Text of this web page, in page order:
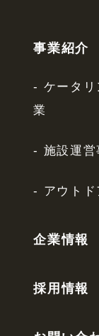
事業紹介
ケータ
業
施設運営
アウト
企業情報
採用情報